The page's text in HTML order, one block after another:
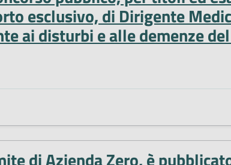
esclusivo, di Dirigente
ai disturbi e alle demenze